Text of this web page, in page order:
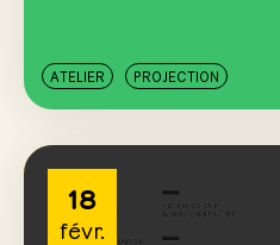
ATELIER PROJECTION
18
févr.